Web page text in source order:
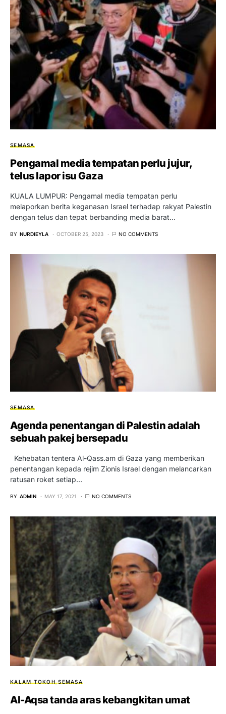
SEMASA
Pengamal media tempatan perlu jujur,
telus lapor isu Gaza
KUALA LUMPUR: Pengamal media tempatan perlu
melaporkan berita keganasan Israel terhadap rakyat Palestin
dengan telus dan tepat berbanding media barat…
BY NURDIEYLA OCTOBER 25, 2023 NO COMMENTS
SEMASA
Agenda penentangan di Palestin adalah
sebuah pakej bersepadu
Kehebatan tentera Al-Qass.am di Gaza yang memberikan
penentangan kepada rejim Zionis Israel dengan melancarkan
ratusan roket setiap…
BY ADMIN MAY 17, 2021 NO COMMENTS
KALAM TOKOH SEMASA
Al-Aqsa tanda aras kebangkitan umat